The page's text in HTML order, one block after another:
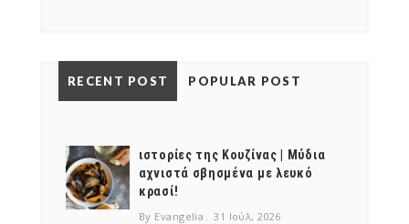
RECENT POST POPULAR POST
ιστορίες της Κουζίνας | Μύδια
αχνιστά σβησμένα με λευκό
κρασί!
By Evangelia 31 Ιούλ, 2026